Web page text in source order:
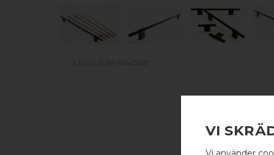
VI